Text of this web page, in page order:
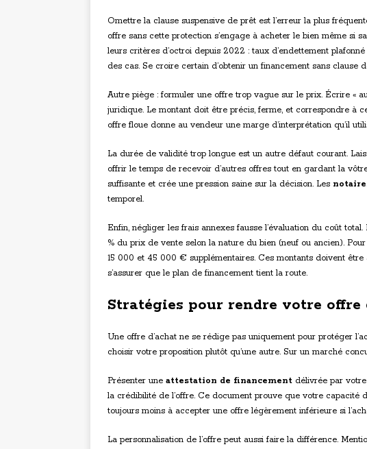
Omettre la clause suspensive de prêt est l’erreur la plus
offre sans cette protection s’engage à acheter le bien même si
leurs critères d’octroi depuis 2022 : taux d’endettement
des cas. Se croire certain d’obtenir un financement sans clause
Autre piège : formuler une offre trop vague sur le prix. Écrire «
juridique. Le montant doit être précis, ferme, et correspondre à
offre floue donne au vendeur une marge d’interprétation qu’il
La durée de validité trop longue est un autre défaut courant.
offrir le temps de recevoir d’autres offres tout en gardant la
suffisante et crée une pression saine sur la décision. Les
temporel.
Enfin, négliger les frais annexes fausse l’évaluation du coût total.
% du prix de vente selon la nature du bien (neuf ou ancien).
15 000 et 45 000 € supplémentaires. Ces montants doivent
s’assurer que le plan de financement tient la route.
Stratégies pour rendre votre offre
Une offre d’achat ne se rédige pas uniquement pour protéger
choisir votre proposition plutôt qu’une autre. Sur un marché
Présenter une attestation de financement délivrée par
la crédibilité de l’offre. Ce document prouve que votre capacité
toujours moins à accepter une offre légèrement inférieure si
La personnalisation de l’offre peut aussi faire la différence.